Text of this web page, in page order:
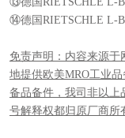
⑭德国RIETSCHLE L-
免责声明：内容来源
地提供欧美MRO工业
备品备件，我司非以上
号解释权都归原厂商所